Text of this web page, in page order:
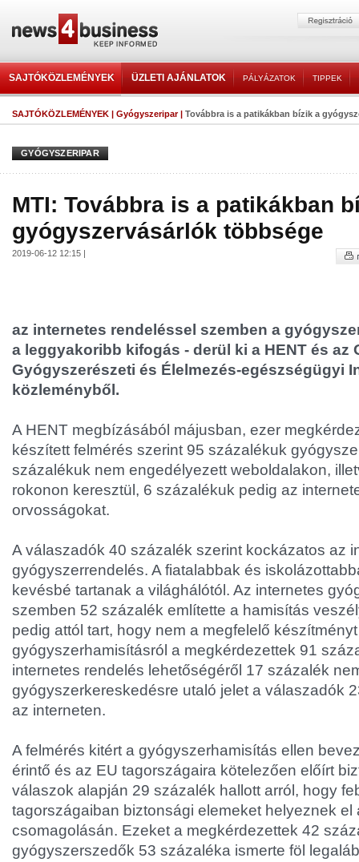
SAJTÓKÖZLEMÉNYEK ÜZLETI AJÁNLATOK PÁLYÁZATOK TIPPEK
SAJTÓKÖZLEMÉNYEK | Gyógyszeripar| Továbbra is a patikákban bízik a
GYÓGYSZERIPAR
MTI: Továbbra is a patikákban
gyógyszervásárlók többsége
2019-06-12 12:15 |
az internetes rendeléssel szemben a
a leggyakoribb kifogás - derül ki a HENT és az
Gyógyszerészeti és Élelmezés-egészségügyi
közleményből.
A HENT megbízásából májusban, ezer
készített felmérés szerint 95 százalékuk
százalékuk nem engedélyezett weboldalakon,
rokonon keresztül, 6 százalékuk pedig az
orvosságokat.
A válaszadók 40 százalék szerint kockázatos az
gyógyszerrendelés. A fiatalabbak és
kevésbé tartanak a világhálótól. Az internetes
szemben 52 százalék említette a hamisítás
pedig attól tart, hogy nem a megfelelő
gyógyszerhamisításról a megkérdezettek 91
internetes rendelés lehetőségéről 17 százalék
gyógyszerkereskedésre utaló jelet a válaszadók
az interneten.
A felmérés kitért a gyógyszerhamisítás ellen
érintő és az EU tagországaira kötelezően előírt
válaszok alapján 29 százalék hallott arról, hogy
tagországaiban biztonsági elemeket helyeznek el
csomagolásán. Ezeket a megkérdezettek 42
gyógyszerszedők 53 százaléka ismerte föl